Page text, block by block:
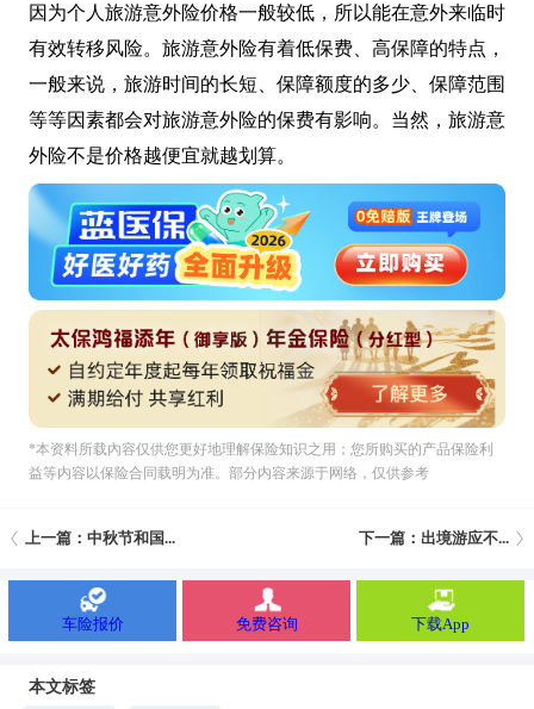
因为个人旅游意外险价格一般较低，所以能在意外来临时
有效转移风险。旅游意外险有着低保费、高保障的特点，
一般来说，旅游时间的长短、保障额度的多少、保障范围
等等因素都会对旅游意外险的保费有影响。当然，旅游意
外险不是价格越便宜就越划算。
*本资料所载內容仅供您更好地理解保险知识之用；您所购买的产品保险利
益等内容以保险合同载明为准。部分内容来源于网络，仅供参考
上一篇：中秋节和国... 下一篇：出境游应不...
车险报价 免费咨询 下载App
本文标签